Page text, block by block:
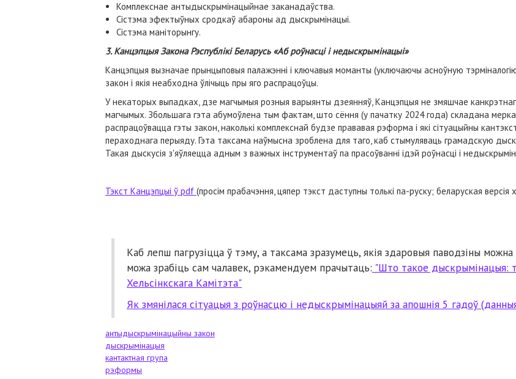
Комплекснае антыдыскрымінацыйнае заканадаўства.
Сістэма эфектыўных сродкаў абароны ад дыскрымінацыі.
Сістэма маніторынгу.
3. Канцэпцыя Закона Рэспублікі Беларусь «Аб роўнасці і недыскрымінацыі»
Канцэпцыя вызначае прынцыповыя палажэнні і ключавыя моманты (уключаючы асноўную
закон і якія неабходна ўлічыць пры яго распрацоўцы.
У некаторых выпадках, дзе магчымыя розныя варыянты дзеянняў, Канцэпцыя не змяшчае
магчымых. Збольшага гэта абумоўлена тым фактам, што сёння (у пачатку 2024 года) складана
распрацоўвацца гэты закон, наколькі комплекснай будзе прававая рэформа і які сітуацыйны
пераходнага перыяду. Гэта таксама наўмысна зроблена для таго, каб стымуляваць грамадскую
Такая дыскусія з'яўляецца адным з важных інструментаў па прасоўванні ідэй роўнасці і
Тэкст Канцэпцыі ў pdf (просім прабачэння, цяпер тэкст даступны толькі па-руску; беларуская версія
Каб лепш пагрузіцца ў тэму, а таксама зразумець, якія здаровыя паводзіны можна
можа зрабіць сам чалавек, рэкамендуем прачытаць: "Што такое дыскрымінацыя:
Хельсінкскага Камітэта"
Як змянілася сітуацыя з роўнасцю і недыскрымінацыяй за апошнія 5 гадоў
антыдыскрымінацыйны закон
дыскрымінацыя
кантактная група
рэформы